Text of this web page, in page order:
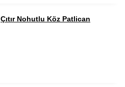
Çıtır Nohutlu Köz Patlican